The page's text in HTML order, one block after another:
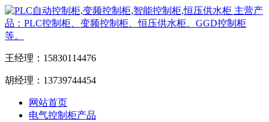
主营产
品：PLC控制柜、变频控制柜、恒压供水柜、GGD控制柜
等。
王经理：15830114476
胡经理：13739744454
网站首页
电气控制柜产品